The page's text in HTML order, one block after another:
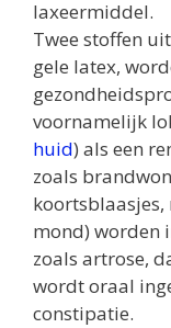
laxeermiddel.
Twee stoffen
gele latex,
voornamelijk
huid) als een
zoals
koortsblaasjes,
mond) worden
zoals artrose,
wordt oraal
constipatie.